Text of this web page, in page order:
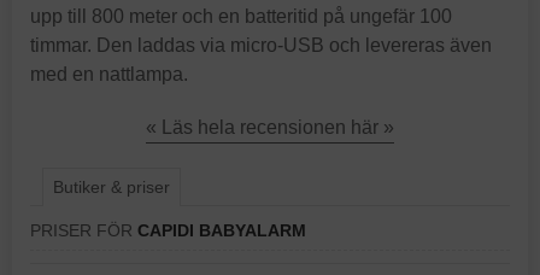
upp till 800 meter och en batteritid på ungefär 100
timmar. Den laddas via micro-USB och levereras även
med en nattlampa.
« Läs hela recensionen här »
Butiker & priser
PRISER FÖR CAPIDI BABYALARM